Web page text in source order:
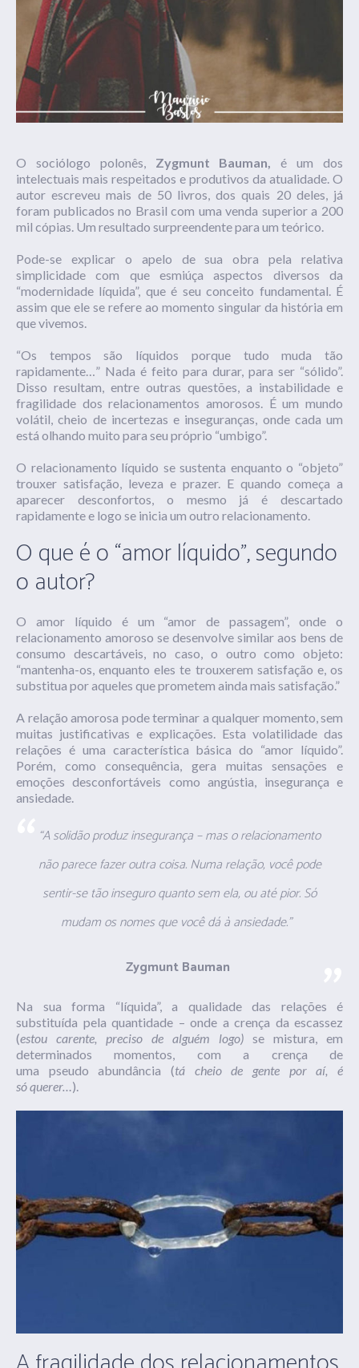
O sociólogo polonês, Zygmunt Bauman, é um dos
intelectuais mais respeitados e produtivos da atualidade. O
autor escreveu mais de 50 livros, dos quais 20 deles, já
foram publicados no Brasil com uma venda superior a 200
mil cópias. Um resultado surpreendente para um teórico.
Pode-se explicar o apelo de sua obra pela relativa
simplicidade com que esmiúça aspectos diversos da
“modernidade líquida”, que é seu conceito fundamental. É
assim que ele se refere ao momento singular da história em
que vivemos.
“Os tempos são líquidos porque tudo muda tão
rapidamente…” Nada é feito para durar, para ser “sólido”.
Disso resultam, entre outras questões, a instabilidade e
fragilidade dos relacionamentos amorosos. É um mundo
volátil, cheio de incertezas e inseguranças, onde cada um
está olhando muito para seu próprio “umbigo”.
O relacionamento líquido se sustenta enquanto o “objeto”
trouxer satisfação, leveza e prazer. E quando começa a
aparecer desconfortos, o mesmo já é descartado
rapidamente e logo se inicia um outro relacionamento.
O que é o “amor líquido”, segundo
o autor?
O amor líquido é um “amor de passagem”, onde o
relacionamento amoroso se desenvolve similar aos bens de
consumo descartáveis, no caso, o outro como objeto:
“mantenha-os, enquanto eles te trouxerem satisfação e, os
substitua por aqueles que prometem ainda mais satisfação.”
A relação amorosa pode terminar a qualquer momento, sem
muitas justificativas e explicações. Esta volatilidade das
relações é uma característica básica do “amor líquido”.
Porém, como consequência, gera muitas sensações e
emoções desconfortáveis como angústia, insegurança e
ansiedade.
“A solidão produz insegurança – mas o relacionamento
não parece fazer outra coisa. Numa relação, você pode
sentir-se tão inseguro quanto sem ela, ou até pior. Só
mudam os nomes que você dá à ansiedade.”
ZygmuntBauman
Na sua forma “líquida”, a qualidade das relações é
substituída pela quantidade – onde a crença da escassez
(estou carente, preciso de alguém logo) se mistura, em
determinados momentos, com a crença de
uma pseudo abundância (tá cheio de gente por aí, é
sóquerer…).